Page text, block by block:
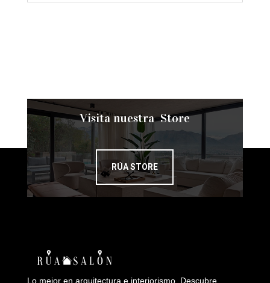
Visita nuestra Store
RÚA STORE
Lo mejor en arquitectura e interiorismo. Descubre